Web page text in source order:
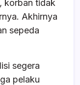
korban tidak
Akhirnya
sepeda
segera
pelaku